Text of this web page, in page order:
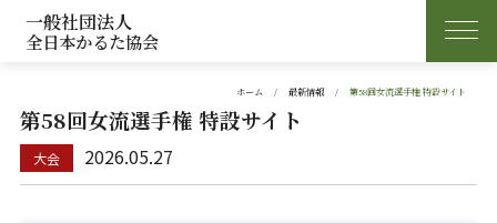
一般社団法人
全日本かるた協会
ホーム 最新情報 第58回女流選手権 特設サイト
第58回女流選手権 特設サイト
2026.05.27